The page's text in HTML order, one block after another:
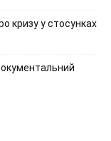
кризу у стосунках